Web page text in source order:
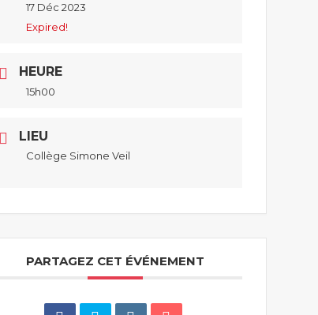
17 Déc 2023
Expired!
HEURE
15h00
LIEU
Collège Simone Veil
PARTAGEZ CET ÉVÉNEMENT